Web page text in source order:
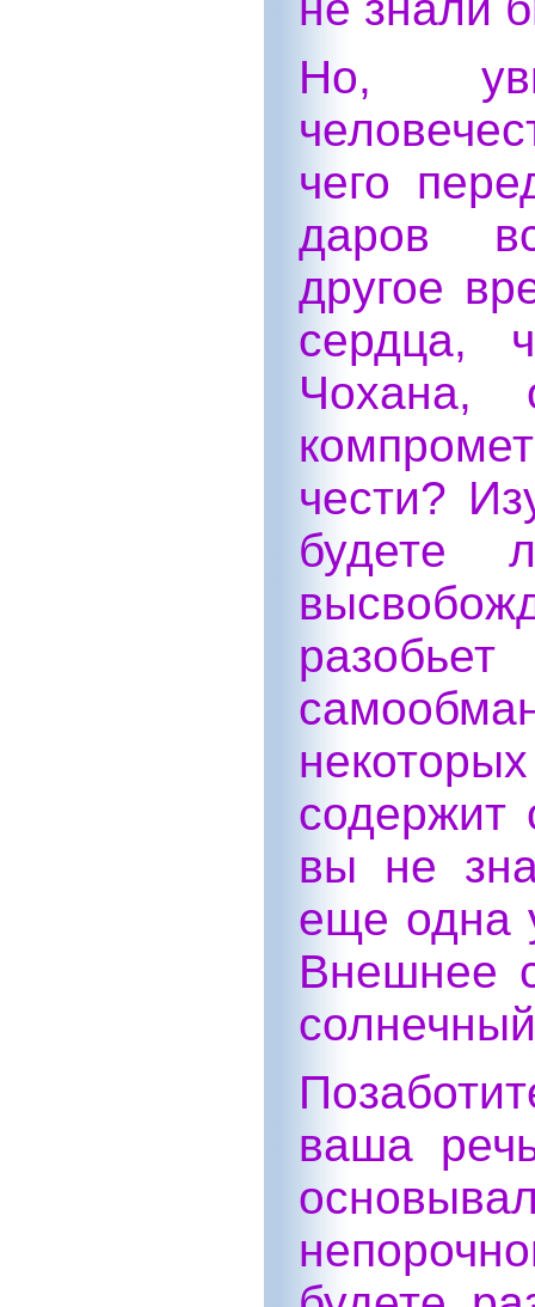
Но,
чего
даров
другое
сердца,
Чохана,
чести?
будете
содержит
вы не
еще одна
Внешнее
ваша